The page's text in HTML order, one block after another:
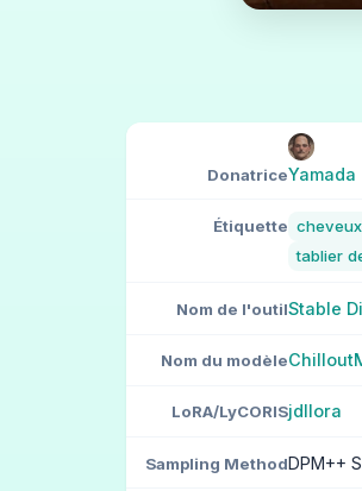
DonatriceYamada
Étiquette
tablier
Nom de l'outilStable
Nom du modèle
LoRA/LyCORISjdllora
Sampling MethodDPM++